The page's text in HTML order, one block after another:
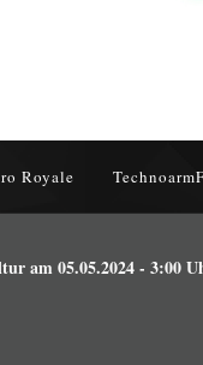
Royale
am 05.05.2024 - 3:00